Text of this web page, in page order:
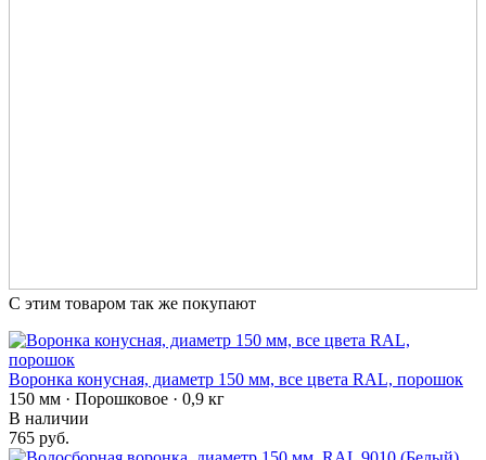
С этим товаром так же покупают
Воронка конусная, диаметр 150 мм, все цвета RAL, порошок
150 мм · Порошковое · 0,9 кг
В наличии
765 руб.